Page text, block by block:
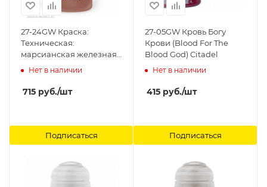
27-24GW Краска:
Техническая:
марcианская железная
земля (24мл)
IRONEARTH (24ML))
Citadel
Нет в наличии
715 руб./шт
Подписаться
27-05GW Кровь Богу
Крови (Blood For The
Blood God) Citadel
Нет в наличии
415 руб./шт
Подписаться